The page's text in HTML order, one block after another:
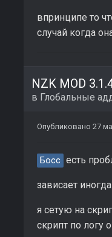
впринципе то
случай когда
в Глобальные
Опубликовано 27
Босс есть
зависает
я сетую на
скрипт по логу